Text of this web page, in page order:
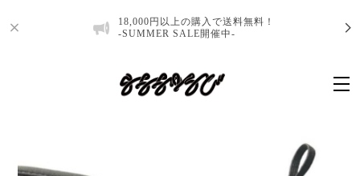
18,000円以上の購入で送料無料！
-SUMMER SALE開催中-